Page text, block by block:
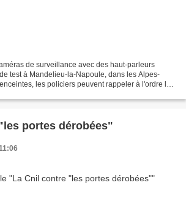
de surveillance avec des haut-parleurs
test à Mandelieu-la-Napoule, dans les Alpes-
les policiers peuvent rappeler à l'ordre les
portes dérobées"